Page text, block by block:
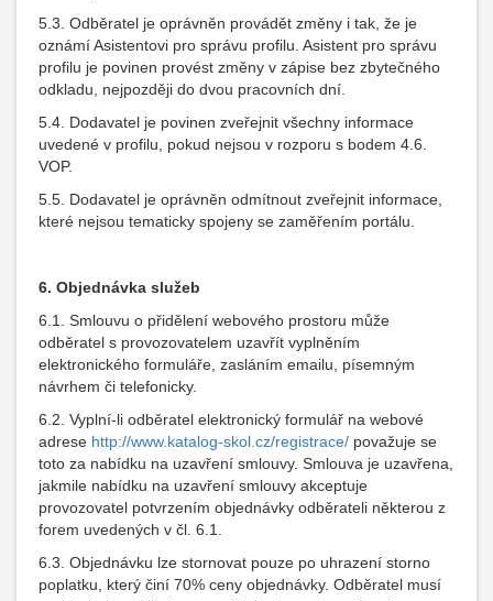
5.3. Odběratel je oprávněn provádět změny i tak, že je
oznámí Asistentovi pro správu profilu. Asistent pro správu
profilu je povinen provést změny v zápise bez zbytečného
odkladu, nejpozději do dvou pracovních dní.
5.4. Dodavatel je povinen zveřejnit všechny informace
uvedené v profilu, pokud nejsou v rozporu s bodem 4.6.
VOP.
5.5. Dodavatel je oprávněn odmítnout zveřejnit informace,
které nejsou tematicky spojeny se zaměřením portálu.
6. Objednávka služeb
6.1. Smlouvu o přidělení webového prostoru může
odběratel s provozovatelem uzavřít vyplněním
elektronického formuláře, zasláním emailu, písemným
návrhem či telefonicky.
6.2. Vyplní-li odběratel elektronický formulář na webové
adrese http://www.katalog-skol.cz/registrace/ považuje se
toto za nabídku na uzavření smlouvy. Smlouva je uzavřena,
jakmile nabídku na uzavření smlouvy akceptuje
provozovatel potvrzením objednávky odběrateli některou z
forem uvedených v čl. 6.1.
6.3. Objednávku lze stornovat pouze po uhrazení storno
poplatku, který činí 70% ceny objednávky. Odběratel musí